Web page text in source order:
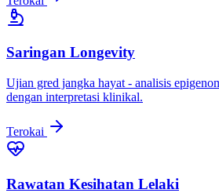
Saringan Longevity
Ujian gred jangka hayat - analisis
dengan interpretasi klinikal.
Terokai
Rawatan Kesihatan Lelaki